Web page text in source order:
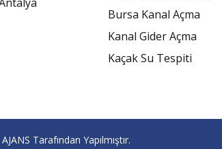
Bursa Kanal Açma
Kanal Gider Açma
Kaçak Su Tespiti
Tarafından Yapılmıştır.